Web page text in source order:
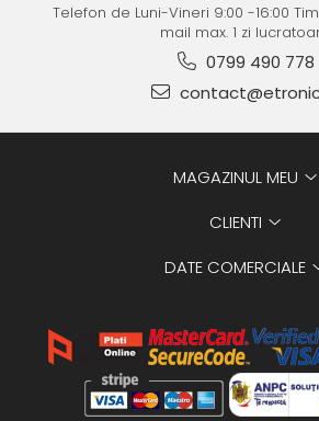
Telefon de Luni-Vineri 9:00 -16:00
mail max. 1 zi
0799 490 778
MAGAZINUL MEU
CLIENTI
DATE COMERCIALE